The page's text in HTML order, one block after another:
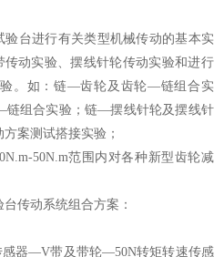
台进行有关类型机械传动的基本实
动实验、摆线针轮传动实验和进行
。如：链—齿轮及齿轮—链组合实
组合实验；链—摆线针轮及摆线针
案测试搭接实验；
50N.m范围内对各种新型齿轮减
传动系统组合方案：
器—V带及带轮—50N转矩转速传感